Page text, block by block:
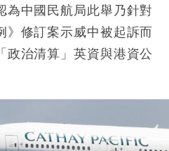
再出手 斥4億美元押注未上市公
為中國民航局此舉乃針對
》修訂案示威中被起訴而
政治清算」英資與港資公